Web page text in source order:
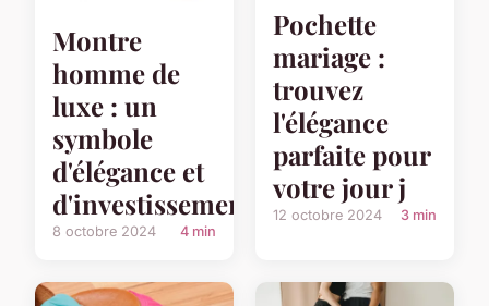
Montre
homme de
luxe : un
symbole
d'élégance et
d'investissement
8 octobre 2024 4 min
Pochette
mariage :
trouvez
l'élégance
parfaite pour
votre jour j
12 octobre 2024 3 min